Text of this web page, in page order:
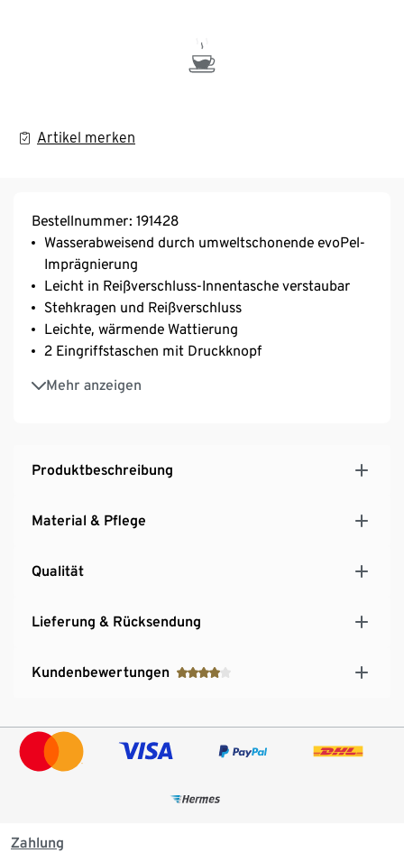
Artikel merken
Bestellnummer: 191428
Wasserabweisend durch umweltschonende evoPel-
Imprägnierung
Leicht in Reißverschluss-Innentasche verstaubar
Stehkragen und Reißverschluss
Leichte, wärmende Wattierung
2 Eingriffstaschen mit Druckknopf
Mehr anzeigen
Elastischer Ärmelsaum
Produktbeschreibung
Material & Pflege
Qualität
Lieferung & Rücksendung
Kundenbewertungen
Zahlung